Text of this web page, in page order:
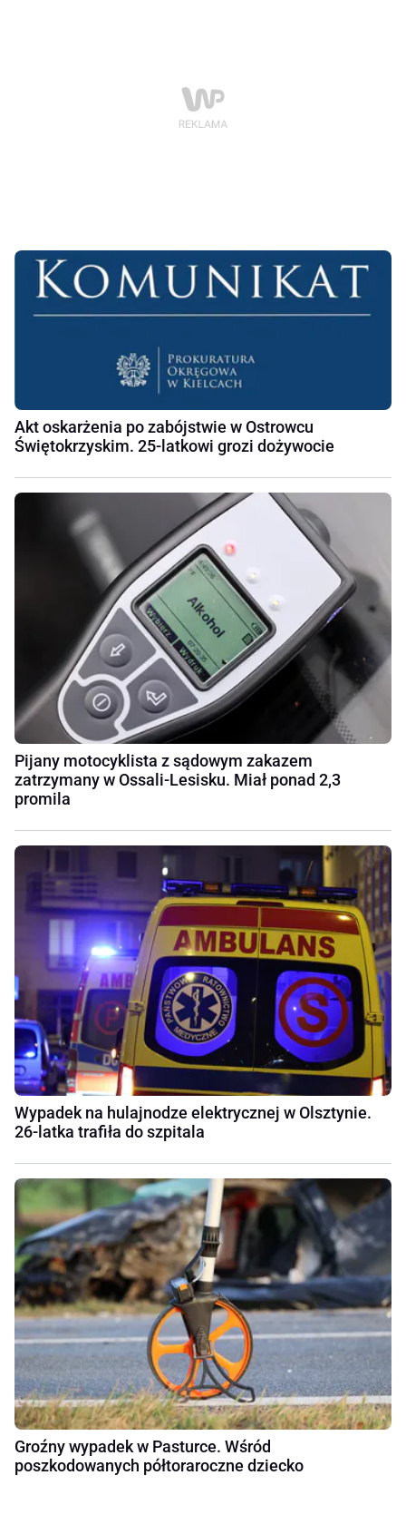
Akt oskarżenia po zabójstwie w Ostrowcu
Świętokrzyskim. 25-latkowi grozi dożywocie
Pijany motocyklista z sądowym zakazem
zatrzymany w Ossali-Lesisku. Miał ponad 2,3
promila
Wypadek na hulajnodze elektrycznej w Olsztynie.
26-latka trafiła do szpitala
Groźny wypadek w Pasturce. Wśród
poszkodowanych półtoraroczne dziecko